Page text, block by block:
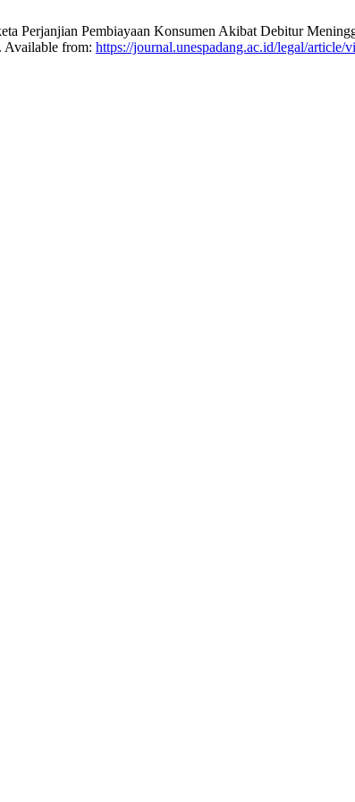
Perjanjian Pembiayaan Konsumen Akibat Debitur
Available from: https://journal.unespadang.ac.id/legal/article/